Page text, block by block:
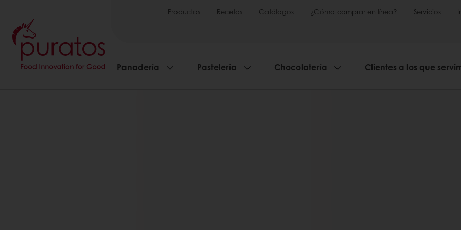
Productos Recetas Catálogos ¿Cómo comprar en línea? Servicios
Panadería Pastelería Chocolatería Clientes a los que